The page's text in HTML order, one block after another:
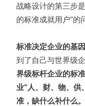
战略设计的第三步
的标准成就用户”的
标准决定企业的基因
到了自己与世界级
界级标杆企业的标
业“人、财、物、供
准，缺什么补什么。